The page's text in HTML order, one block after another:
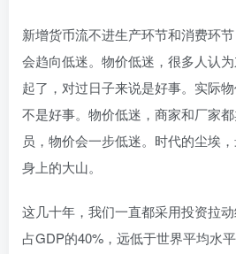
新增货币流不进生产环节和消费环
会趋向低迷。物价低迷，很多人认
起了，对过日子来说是好事。实际
不是好事。物价低迷，商家和厂家
员，物价会一步低迷。时代的尘埃
身上的大山。
这几十年，我们一直都采用投资拉
占GDP的40%，远低于世界平均水